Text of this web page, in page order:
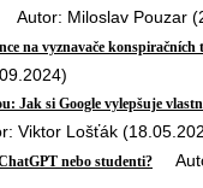
Autor: Miloslav Pouzar
na vyznavače konspiračních
Jak si Google vylepšuje
Viktor Lošťák
nebo studenti?